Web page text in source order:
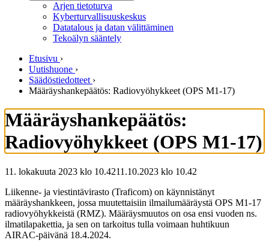
Arjen tietoturva
Kyberturvallisuuskeskus
Datatalous ja datan välittäminen
Tekoälyn sääntely
Etusivu ›
Uutishuone ›
Säädöstiedotteet ›
Määräyshankepäätös: Radiovyöhykkeet (OPS M1-17)
Määräyshankepäätös:
Radiovyöhykkeet (OPS M1-17)
11. lokakuuta 2023 klo 10.4211.10.2023 klo 10.42
Liikenne- ja viestintävirasto (Traficom) on käynnistänyt
määräyshankkeen, jossa muutettaisiin ilmailumääräystä OPS M1-17
radiovyöhykkeistä (RMZ). Määräysmuutos on osa ensi vuoden ns.
ilmatilapakettia, ja sen on tarkoitus tulla voimaan huhtikuun
AIRAC-päivänä 18.4.2024.